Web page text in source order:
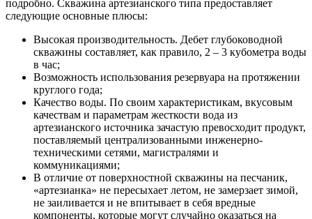
подробно. Скважина артезианского типа предоставляет
следующие основные плюсы:
Высокая производительность. Дебет глубоководной
скважины составляет, как правило, 2 – 3 кубометра воды
в час;
Возможность использования резервуара на протяжении
круглого года;
Качество воды. По своим характеристикам, вкусовым
качествам и параметрам жесткости вода из
артезианского источника зачастую превосходит продукт,
поставляемый централизованными инженерно-
техническими сетями, магистралями и
коммуникациями;
В отличие от поверхностной скважины на песчаник,
«артезианка» не пересыхает летом, не замерзает зимой,
не заиливается и не впитывает в себя вредные
компоненты, которые могут случайно оказаться на